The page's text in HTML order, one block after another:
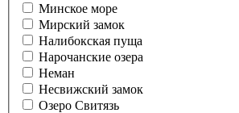
Минское море
Мирский замок
Налибокская пуща
Нарочанские озера
Неман
Несвижский замок
Озеро Свитязь